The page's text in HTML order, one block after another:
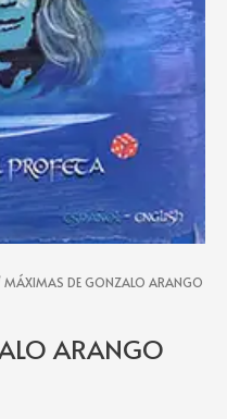
MÁXIMAS DE GONZALO ARANGO
ARANGO